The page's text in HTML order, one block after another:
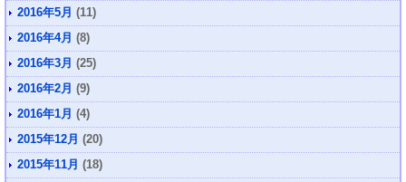
2016年5月 (11)
2016年4月 (8)
2016年3月 (25)
2016年2月 (9)
2016年1月 (4)
2015年12月 (20)
2015年11月 (18)